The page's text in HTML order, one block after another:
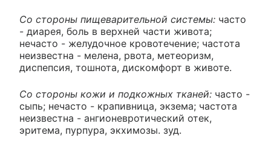
Со стороны пищеварительной системы: часто
- диарея, боль в верхней части живота;
нечасто - желудочное кровотечение; частота
неизвестна - мелена, рвота, метеоризм,
диспепсия, тошнота, дискомфорт в животе.
Со стороны кожи и подкожных тканей: часто -
сыпь; нечасто - крапивница, экзема; частота
неизвестна - ангионевротический отек,
эритема, пурпура, экхимозы. зуд.